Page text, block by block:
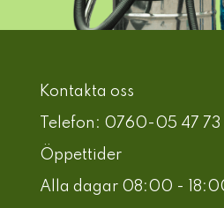
Kontakta oss
Telefon: 0760-05 47 73
Öppettider
Alla dagar 08:00 -